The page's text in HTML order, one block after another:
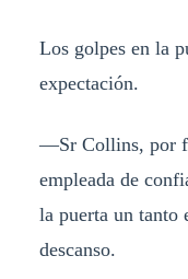
Los golpes en la
expectación.
—Sr Collins, por
empleada de
la puerta un tanto
descanso.